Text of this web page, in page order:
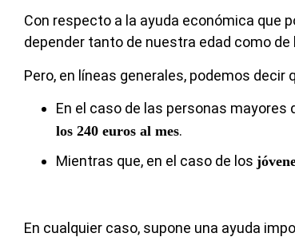
Con respecto a la ayuda económica que
depender tanto de nuestra edad como
Pero, en líneas generales, podemos
En el caso de las personas mayores
los 240 euros al mes.
Mientras que, en el caso de los
En cualquier caso, supone una ayuda